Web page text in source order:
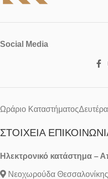
Social Media
Ωράριο
ΣΤΟΙΧΕΊΑ
Ηλεκτρονικό κατάστημα –
Νεοχωρούδα